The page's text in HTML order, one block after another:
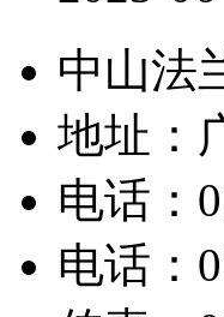
中山法
地址：
电话：
电话：